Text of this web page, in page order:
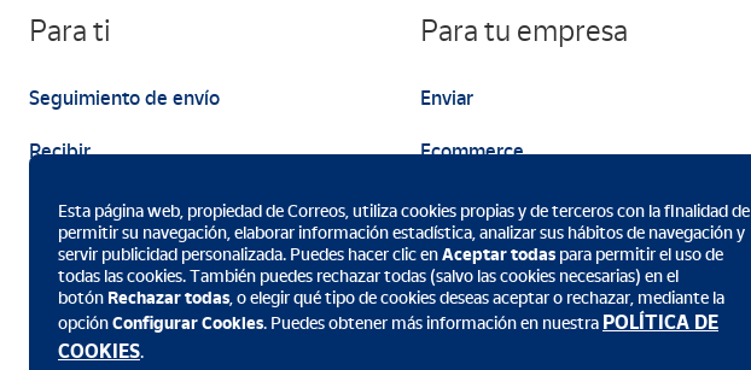
Para ti
Seguimiento de envío
Recibir
Enviar
Para tu empresa
Enviar
Ecommerce
Marketing
Descarga la App de Correos
Esta página web, propiedad de Correos, utiliza cookies propias y de terceros con la finalidad de
permitir su navegación, elaborar información estadística, analizar sus hábitos de navegación y
servir publicidad personalizada. Puedes hacer clic enAceptar todas para permitir el uso de
todas las cookies. También puedes rechazar todas (salvo las cookies necesarias) en el
botón Rechazar todas, o elegir qué tipo de cookies deseas aceptar o rechazar, mediante la
opciónConfigurar Cookies. Puedes obtener más información en nuestra POLÍTICA DE
COOKIES.